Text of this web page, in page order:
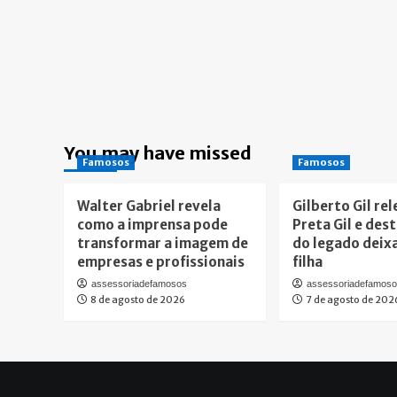
You may have missed
Famosos
Walter Gabriel revela
como a imprensa pode
transformar a imagem de
empresas e profissionais
assessoriadefamosos
8 de agosto de 2026
Famosos
Gilberto Gil
Preta Gil e
do legado
filha
7 de agosto de